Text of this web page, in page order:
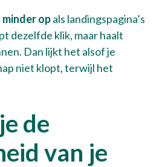
opals landingspagina’s
dezelfde klik, maar haalt
Dan lijkt het alsof je
niet klopt, terwijl het
de
van je